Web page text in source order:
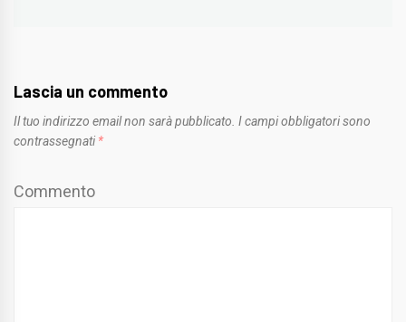
Lascia un commento
Il tuo indirizzo email non sarà pubblicato. I campi obbligatori sono
contrassegnati *
Commento